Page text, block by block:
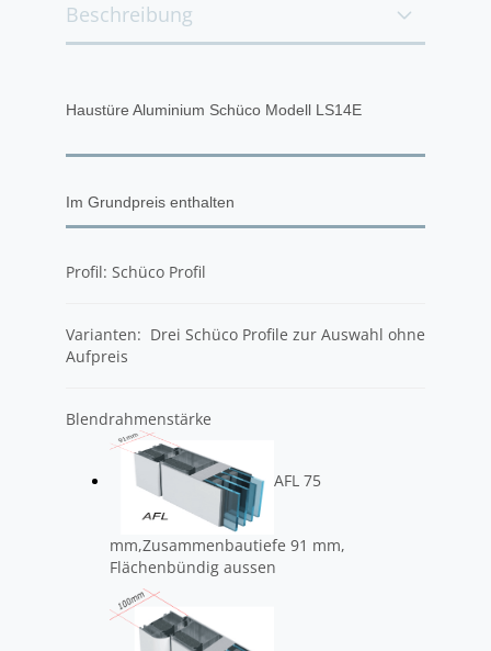
Beschreibung
Haustüre Aluminium Schüco Modell LS14E
Im Grundpreis enthalten
Profil: Schüco Profil
Varianten: Drei Schüco Profile zur Auswahl ohne
Aufpreis
Blendrahmenstärke
AFL 75
mm,Zusammenbautiefe 91 mm,
Flächenbündig aussen